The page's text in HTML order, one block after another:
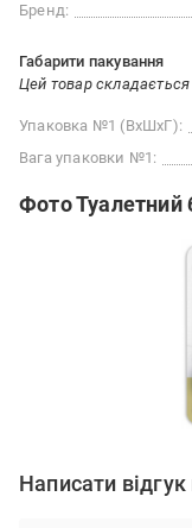
Бренд:
Габарити пакування
Цей товар
Упаковка №1 (ВхШхГ):
Вага упаковки №1:
Фото Туалетний
Написати